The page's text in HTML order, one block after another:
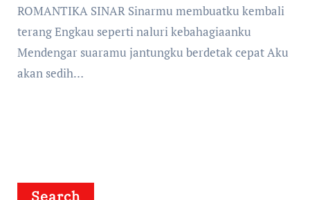
ROMANTIKA SINAR Sinarmu membuatku kembali
terang Engkau seperti naluri kebahagiaanku
Mendengar suaramu jantungku berdetak cepat Aku
akan sedih…
Search